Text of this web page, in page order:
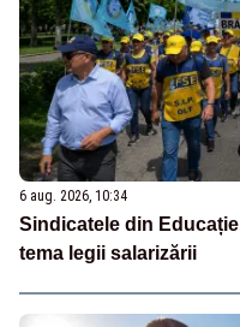
6 aug. 2026, 10:34
Sindicatele din
tema legii salarizării